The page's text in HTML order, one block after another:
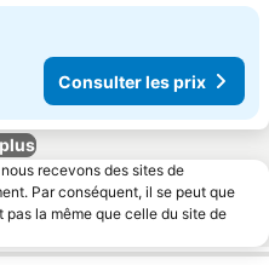
Consulter les prix
recevons des sites de
Par conséquent, il se peut que
pas la même que celle du site de